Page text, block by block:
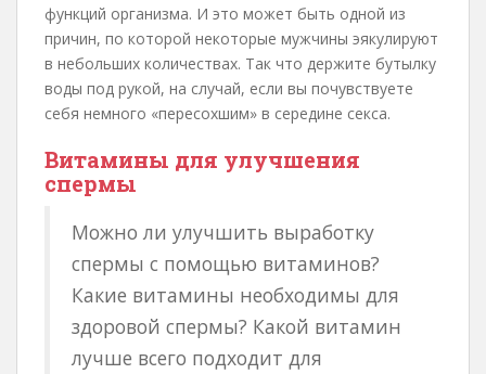
функций организма. И это может быть одной из
причин, по которой некоторые мужчины эякулируют
в небольших количествах. Так что держите бутылку
воды под рукой, на случай, если вы почувствуете
себя немного «пересохшим» в середине секса.
Витамины для улучшения
спермы
Можно ли улучшить выработку
спермы с помощью витаминов?
Какие витамины необходимы для
здоровой спермы? Какой витамин
лучше всего подходит для